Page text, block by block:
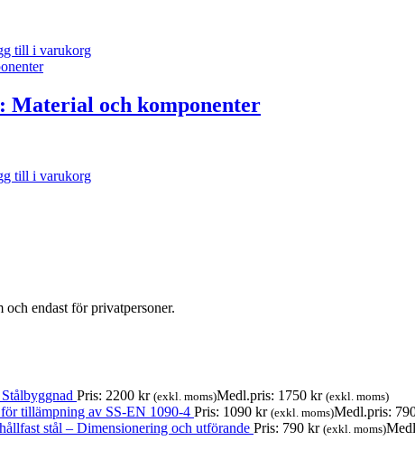
till i varukorg
Material och komponenter
till i varukorg
endast för privatpersoner.
Pris: 2200 kr (exkl. moms)Medl.pris: 1750 kr (exkl. moms)
tillämpning av SS-EN 1090-4 Pris: 1090 kr (exkl. moms)Medl.pris:
stål – Dimensionering och utförande Pris: 790 kr (exkl. moms)